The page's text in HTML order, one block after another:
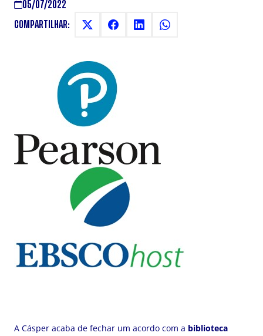
05/07/2022
COMPARTILHAR:
A Cásper acaba de fechar um acordo com a biblioteca